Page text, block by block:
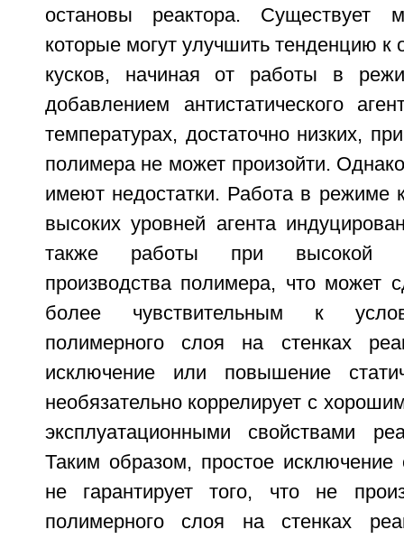
остановы реактора. Существует
которые могут улучшить тенденцию к
кусков, начиная от работы в
добавлением антистатического
температурах, достаточно низких,
полимера не может произойти.
имеют недостатки. Работа в режиме
высоких уровней агента
также работы при высокой
производства полимера, что может
более чувствительным к
полимерного слоя на стенках
исключение или повышение
необязательно коррелирует с
эксплуатационными свойствами
Таким образом, простое исключение
не гарантирует того, что не
полимерного слоя на стенках